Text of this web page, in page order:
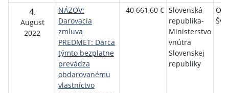
4.
August
2022
NÁZOV:
Darovacia
zmluva
PREDMET: Darca
týmto bezplatne
prevádza
obdarovanému
vlastníctvo
40 661,60 € Slovenská
republika-
Ministerstvo
vnútra
Slovenskej
republiky